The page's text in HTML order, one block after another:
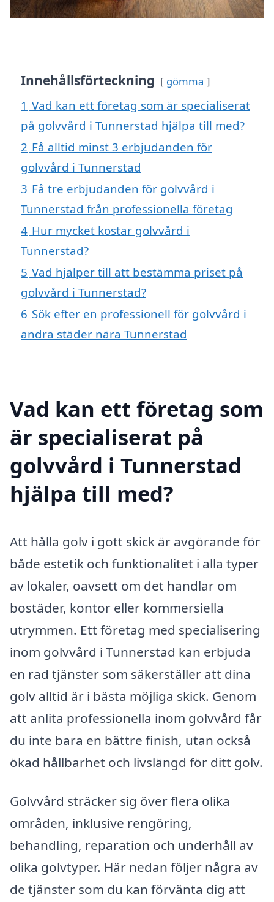
Innehållsförteckning gömma
1 Vad kan ett företag som är specialiserat
på golvvård i Tunnerstad hjälpa till med?
2 Få alltid minst 3 erbjudanden för
golvvård i Tunnerstad
3 Få tre erbjudanden för golvvård i
Tunnerstad från professionella företag
4 Hur mycket kostar golvvård i
Tunnerstad?
5 Vad hjälper till att bestämma priset på
golvvård i Tunnerstad?
6 Sök efter en professionell för golvvård i
andra städer nära Tunnerstad
Vad kan ett företag som
är specialiserat på
golvvård i Tunnerstad
hjälpa till med?
Att hålla golv i gott skick är avgörande för
både estetik och funktionalitet i alla typer
av lokaler, oavsett om det handlar om
bostäder, kontor eller kommersiella
utrymmen. Ett företag med specialisering
inom golvvård i Tunnerstad kan erbjuda
en rad tjänster som säkerställer att dina
golv alltid är i bästa möjliga skick. Genom
att anlita professionella inom golvvård får
du inte bara en bättre finish, utan också
ökad hållbarhet och livslängd för ditt golv.
Golvvård sträcker sig över flera olika
områden, inklusive rengöring,
behandling, reparation och underhåll av
olika golvtyper. Här nedan följer några av
de tjänster som du kan förvänta dig att